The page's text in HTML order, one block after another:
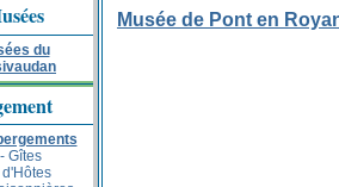
du
Gîtes
d'Hôtes
Musée de Pont en